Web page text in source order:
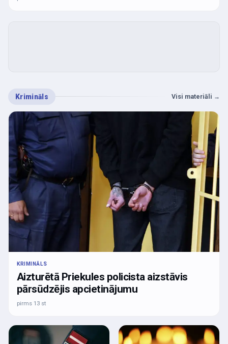
Krimināls Visi materiāli →
KRIMINĀLS
Aizturētā Priekules policista aizstāvis
pārsūdzējis apcietinājumu
pirms 13 st